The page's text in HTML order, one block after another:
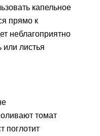
капельное
прямо к
неблагоприятно
или листья
томат
поглотит